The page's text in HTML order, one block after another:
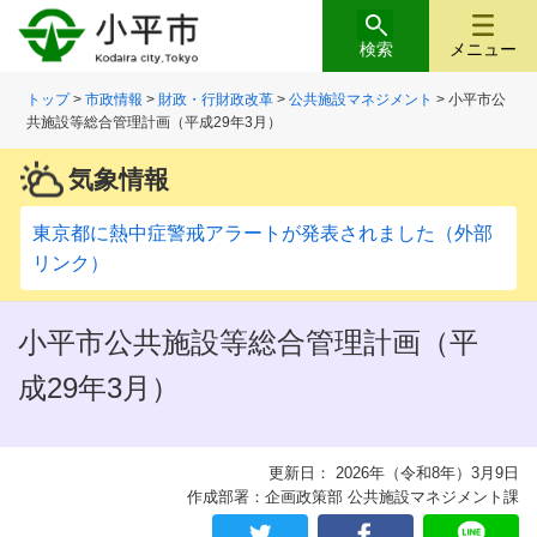
メニュー
検索
トップ>市政情報 >財政・行財政改革 >公共施設マネジメント > 小平市公
共施設等総合管理計画（平成29年3月）
気象情報
東京都に熱中症警戒アラートが発表されました（外部
リンク）
小平市公共施設等総合管理計画（平
成29年3月）
更新日： 2026年（令和8年）3月9日
作成部署：企画政策部 公共施設マネジメント課